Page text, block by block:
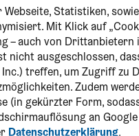
Statistiken,
Mit Klick auf
– auch von
nicht ausgeschlossen,
treffen, um Zugriff zu
Zudem
(in gekürzter Form,
an
Datenschutzerklärung.